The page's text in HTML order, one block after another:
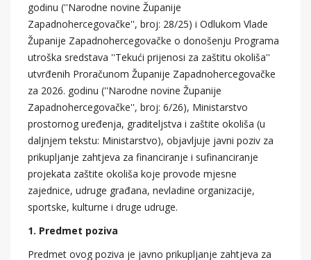
godinu (''Narodne novine Županije
Zapadnohercegovačke'', broj: 28/25) i Odlukom Vlade
Županije Zapadnohercegovačke o donošenju Programa
utroška sredstava ''Tekući prijenosi za zaštitu okoliša''
utvrđenih Proračunom Županije Zapadnohercegovačke
za 2026. godinu (''Narodne novine Županije
Zapadnohercegovačke'', broj: 6/26), Ministarstvo
prostornog uređenja, graditeljstva i zaštite okoliša (u
daljnjem tekstu: Ministarstvo), objavljuje javni poziv za
prikupljanje zahtjeva za financiranje i sufinanciranje
projekata zaštite okoliša koje provode mjesne
zajednice, udruge građana, nevladine organizacije,
sportske, kulturne i druge udruge.
1. Predmet poziva
Predmet ovog poziva je javno prikupljanje zahtjeva za